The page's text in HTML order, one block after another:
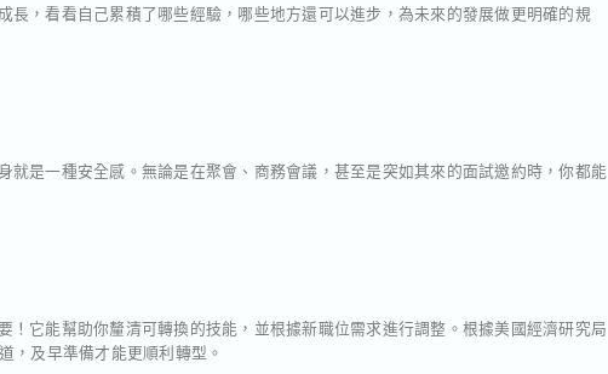
，看看自己累積了哪些經驗，哪些地方還可以進步，為未來的發展做更明確的規
是一種安全感。無論是在聚會、商務會議，甚至是突如其來的面試邀約時，你都能
它能幫助你釐清可轉換的技能，並根據新職位需求進行調整。根據美國經濟研究局
，及早準備才能更順利轉型。